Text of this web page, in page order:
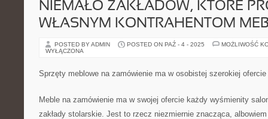
NIEMAŁO ZAKŁADÓW, KTÓRE
WŁASNYM KONTRAHENTOM
POSTED BY ADMIN POSTED ON PAŹ - 4 - 2025
MOŻLIWOŚĆ
WYŁĄCZONA
Sprzęty meblowe na zamówienie ma w osobistej szerokiej
Meble na zamówienie ma w swojej ofercie każdy wyśmienity
zakłady stolarskie. Jest to rzecz niezmiernie znacząca,